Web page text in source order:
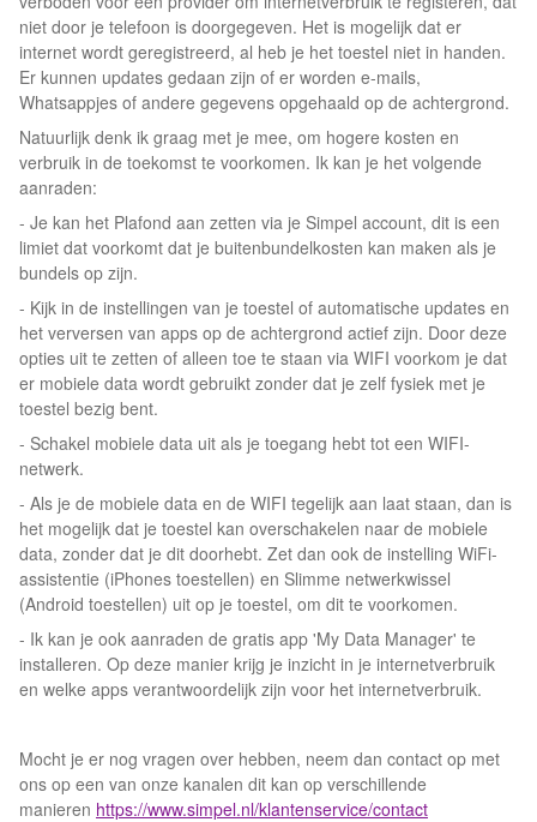
niet door je telefoon is doorgegeven. Het is mogelijk dat er
internet wordt geregistreerd, al heb je het toestel niet in handen.
Er kunnen updates gedaan zijn of er worden e-mails,
Whatsappjes of andere gegevens opgehaald op de achtergrond.
Natuurlijk denk ik graag met je mee, om hogere kosten en
verbruik in de toekomst te voorkomen. Ik kan je het volgende
aanraden:
- Je kan het Plafond aan zetten via je Simpel account, dit is een
limiet dat voorkomt dat je buitenbundelkosten kan maken als je
bundels op zijn.
- Kijk in de instellingen van je toestel of automatische updates en
het verversen van apps op de achtergrond actief zijn. Door deze
opties uit te zetten of alleen toe te staan via WIFI voorkom je dat
er mobiele data wordt gebruikt zonder dat je zelf fysiek met je
toestel bezig bent.
- Schakel mobiele data uit als je toegang hebt tot een WIFI-
netwerk.
- Als je de mobiele data en de WIFI tegelijk aan laat staan, dan is
het mogelijk dat je toestel kan overschakelen naar de mobiele
data, zonder dat je dit doorhebt. Zet dan ook de instelling WiFi-
assistentie (iPhones toestellen) en Slimme netwerkwissel
(Android toestellen) uit op je toestel, om dit te voorkomen.
- Ik kan je ook aanraden de gratis app 'My Data Manager' te
installeren. Op deze manier krijg je inzicht in je internetverbruik
en welke apps verantwoordelijk zijn voor het internetverbruik.
Mocht je er nog vragen over hebben, neem dan contact op met
ons op een van onze kanalen dit kan op verschillende
manieren https://www.simpel.nl/klantenservice/contact